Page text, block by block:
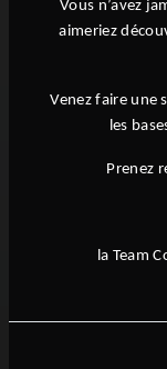
Vous n’avez
aimeriez
Venez faire une
les
Prenez
la Team
Un